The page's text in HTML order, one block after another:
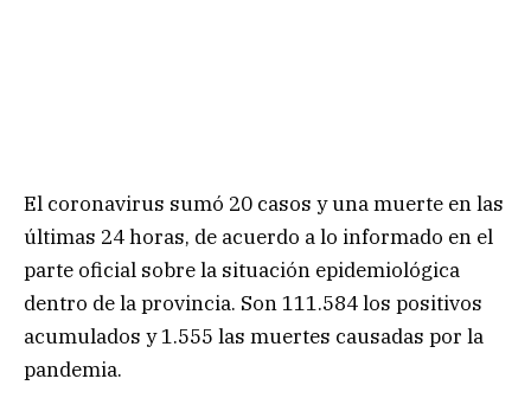
El coronavirus sumó 20 casos y una muerte en las
últimas 24 horas, de acuerdo a lo informado en el
parte oficial sobre la situación epidemiológica
dentro de la provincia. Son 111.584 los positivos
acumulados y 1.555 las muertes causadas por la
pandemia.